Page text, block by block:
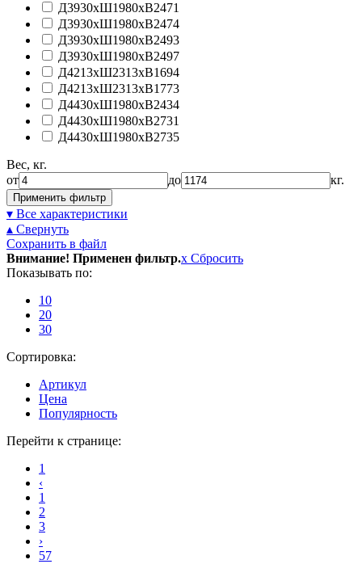
Д3930xШ1980xВ2471
Д3930xШ1980xВ2474
Д3930xШ1980xВ2493
Д3930xШ1980xВ2497
Д4213хШ2313хВ1694
Д4213хШ2313хВ1773
Д4430xШ1980xВ2434
Д4430xШ1980xВ2731
Д4430xШ1980xВ2735
Вес, кг.
от
до кг.
Применить фильтр
▾ Все характеристики
▴ Свернуть
Сохранить в файл
Внимание! Применен фильтр.x Сбросить
Показывать по:
10
20
30
Сортировка:
Артикул
Цена
Популярность
Перейти к странице:
1
‹
1
2
3
›
57